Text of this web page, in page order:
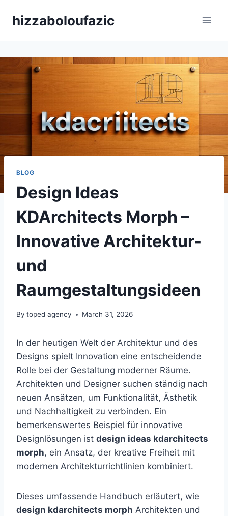
hizzaboloufazic
BLOG
Design Ideas
KDArchitects Morph –
Innovative Architektur-
und
Raumgestaltungsideen
By toped agency March 31, 2026
In der heutigen Welt der Architektur und des
Designs spielt Innovation eine entscheidende
Rolle bei der Gestaltung moderner Räume.
Architekten und Designer suchen ständig nach
neuen Ansätzen, um Funktionalität, Ästhetik
und Nachhaltigkeit zu verbinden. Ein
bemerkenswertes Beispiel für innovative
Designlösungen ist design ideas kdarchitects
morph, ein Ansatz, der kreative Freiheit mit
modernen Architekturrichtlinien kombiniert.
Dieses umfassende Handbuch erläutert, wie
design kdarchitects morph Architekten und